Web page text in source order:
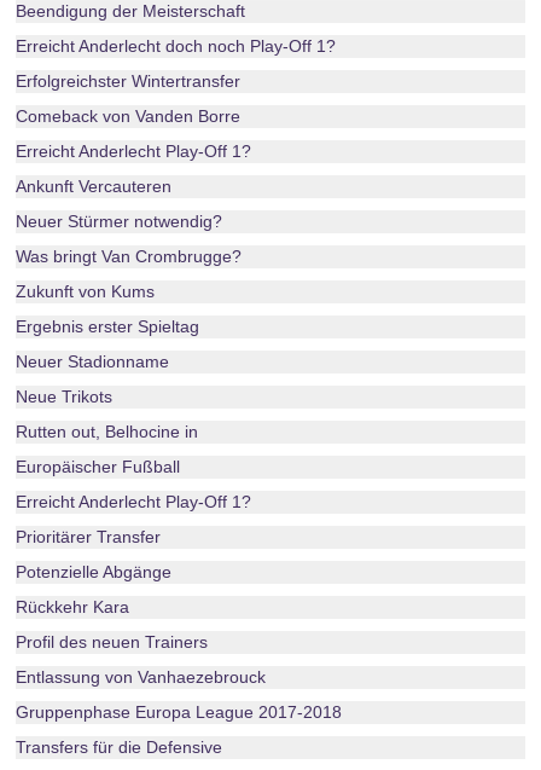
Beendigung der Meisterschaft
Erreicht Anderlecht doch noch Play-Off 1?
Erfolgreichster Wintertransfer
Comeback von Vanden Borre
Erreicht Anderlecht Play-Off 1?
Ankunft Vercauteren
Neuer Stürmer notwendig?
Was bringt Van Crombrugge?
Zukunft von Kums
Ergebnis erster Spieltag
Neuer Stadionname
Neue Trikots
Rutten out, Belhocine in
Europäischer Fußball
Erreicht Anderlecht Play-Off 1?
Prioritärer Transfer
Potenzielle Abgänge
Rückkehr Kara
Profil des neuen Trainers
Entlassung von Vanhaezebrouck
Gruppenphase Europa League 2017-2018
Transfers für die Defensive